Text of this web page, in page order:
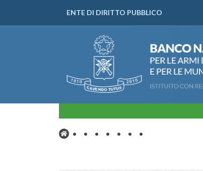
ENTE DI DIRITTO PUBBLICO